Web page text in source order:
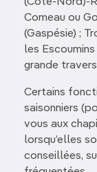
Comeau ou
(Gaspésie) ;
les
grande
Certains
saisonniers
vous aux
lorsqu’elles
conseillées,